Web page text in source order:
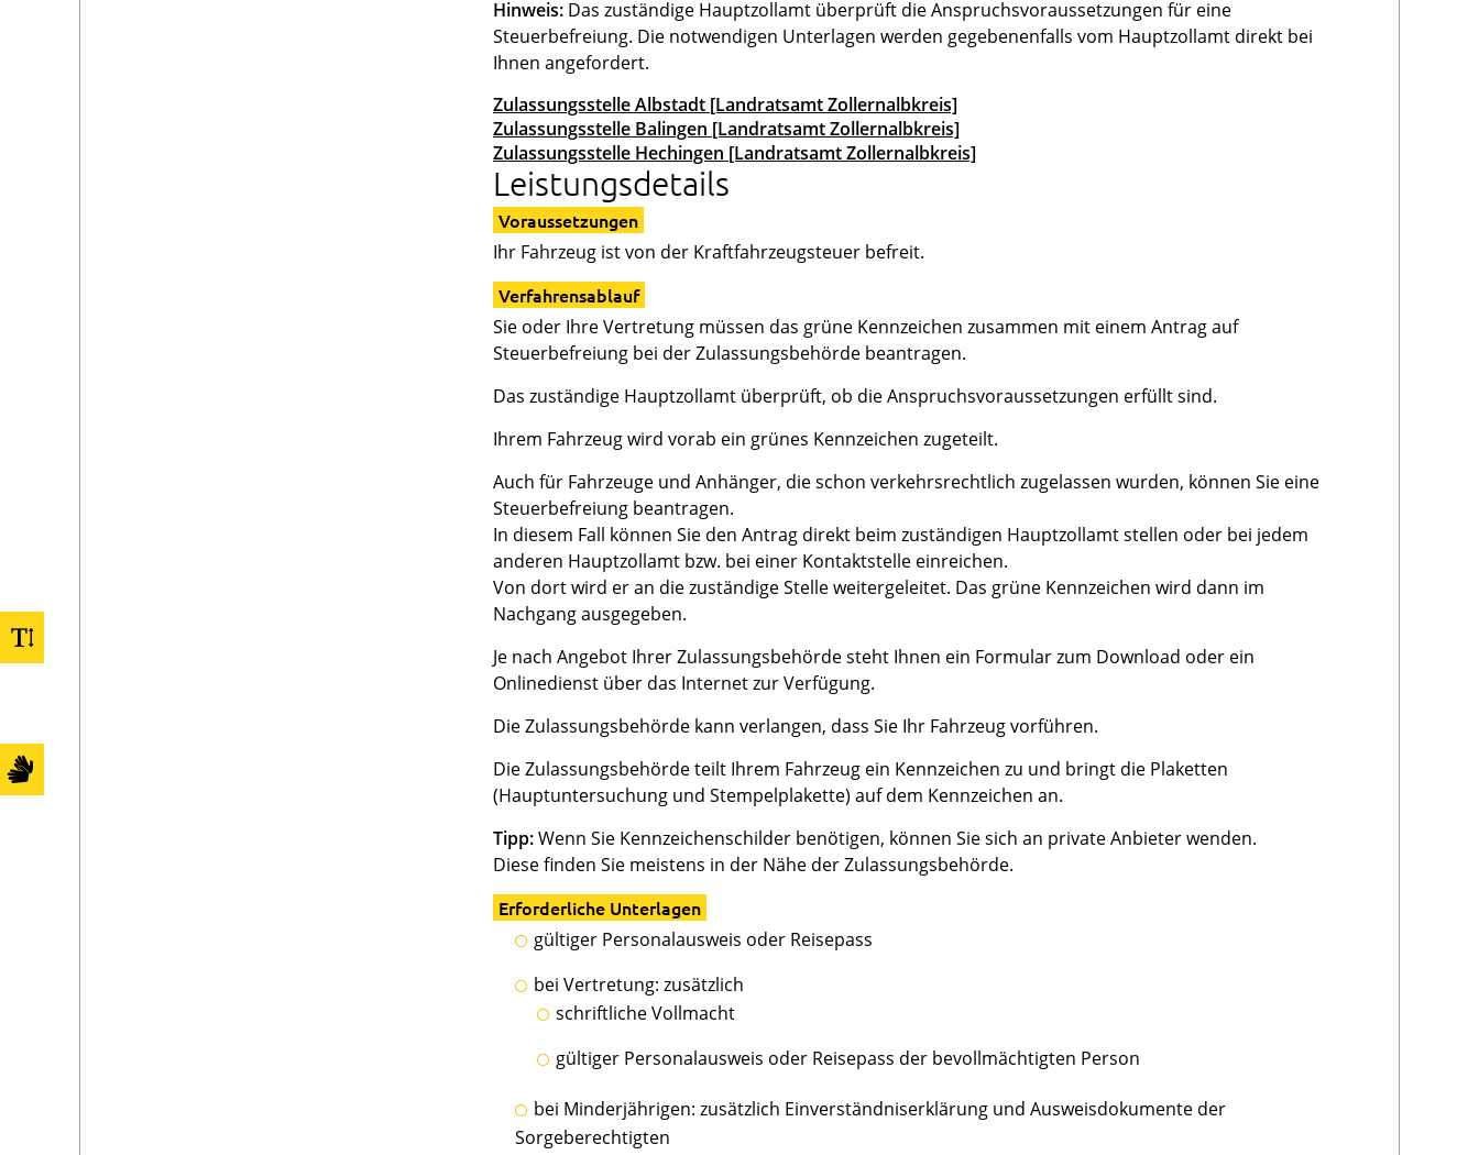
Hinweis: Das zuständige Hauptzollamt überprüft die Anspruchsvoraussetzungen für eine
Steuerbefreiung. Die notwendigen Unterlagen werden gegebenenfalls vom Hauptzollamt direkt bei
Ihnen angefordert.
Zulassungsstelle Albstadt [Landratsamt Zollernalbkreis]
Zulassungsstelle Balingen [Landratsamt Zollernalbkreis]
Zulassungsstelle Hechingen [Landratsamt Zollernalbkreis]
Leistungsdetails
Voraussetzungen
Ihr Fahrzeug ist von der Kraftfahrzeugsteuer befreit.
Verfahrensablauf
Sie oder Ihre Vertretung müssen das grüne Kennzeichen zusammen mit einem Antrag auf
Steuerbefreiung bei der Zulassungsbehörde beantragen.
Das zuständige Hauptzollamt überprüft, ob die Anspruchsvoraussetzungen erfüllt sind.
Ihrem Fahrzeug wird vorab ein grünes Kennzeichen zugeteilt.
Auch für Fahrzeuge und Anhänger, die schon verkehrsrechtlich zugelassen wurden, können Sie eine
Steuerbefreiung beantragen.
In diesem Fall können Sie den Antrag direkt beim zuständigen Hauptzollamt stellen oder bei jedem
anderen Hauptzollamt bzw. bei einer Kontaktstelle einreichen.
Von dort wird er an die zuständige Stelle weitergeleitet. Das grüne Kennzeichen wird dann im
Nachgang ausgegeben.
Je nach Angebot Ihrer Zulassungsbehörde steht Ihnen ein Formular zum Download oder ein
Onlinedienst über das Internet zur Verfügung.
Die Zulassungsbehörde kann verlangen, dass Sie Ihr Fahrzeug vorführen.
Die Zulassungsbehörde teilt Ihrem Fahrzeug ein Kennzeichen zu und bringt die Plaketten
(Hauptuntersuchung und Stempelplakette) auf dem Kennzeichen an.
Tipp:Wenn Sie Kennzeichenschilder benötigen, können Sie sich an private Anbieter wenden.
Diese finden Sie meistens in der Nähe der Zulassungsbehörde.
Erforderliche Unterlagen
gültiger Personalausweis oder Reisepass
bei Vertretung: zusätzlich
schriftliche Vollmacht
gültiger Personalausweis oder Reisepass der bevollmächtigten Person
bei Minderjährigen: zusätzlich Einverständniserklärung und Ausweisdokumente der
Sorgeberechtigten